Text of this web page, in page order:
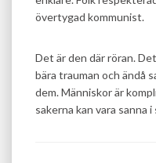
övertygad kommunist.
Det är den där röran.
bära trauman och ändå
dem. Människor är
sakerna kan vara sanna i